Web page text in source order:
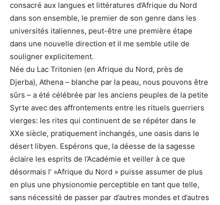
consacré aux langues et littératures d’Afrique du Nord
dans son ensemble, le premier de son genre dans les
universités italiennes, peut-être une première étape
dans une nouvelle direction et il me semble utile de
souligner explicitement.
Née du Lac Tritonien (en Afrique du Nord, près de
Djerba), Athena – blanche par la peau, nous pouvons être
sûrs – a été célébrée par les anciens peuples de la petite
Syrte avec des affrontements entre les rituels guerriers
vierges: les rites qui continuent de se répéter dans le
XXe siècle, pratiquement inchangés, une oasis dans le
désert libyen. Espérons que, la déesse de la sagesse
éclaire les esprits de l’Académie et veiller à ce que
désormais l’ »Afrique du Nord » puisse assumer de plus
en plus une physionomie perceptible en tant que telle,
sans nécessité de passer par d’autres mondes et d’autres